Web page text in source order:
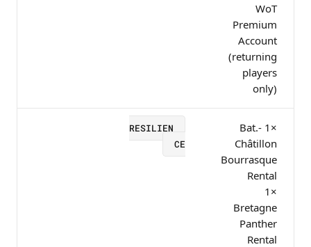
WoT
Premium
Account
(returning
players
only)
×1 Bat.-
Châtillon
Bourrasque
Rental
×1
Bretagne
Panther
Rental
RESILIEN
CE